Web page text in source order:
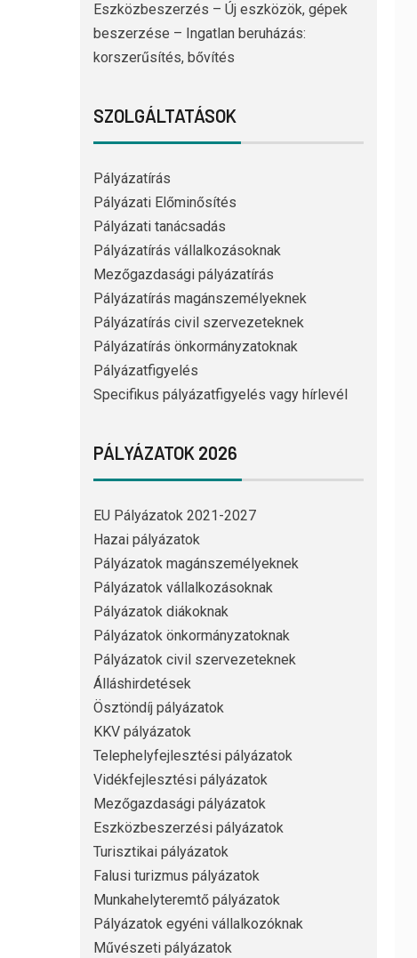
Eszközbeszerzés – Új eszközök, gépek
beszerzése – Ingatlan beruházás:
korszerűsítés, bővítés
SZOLGÁLTATÁSOK
Pályázatírás
Pályázati Előminősítés
Pályázati tanácsadás
Pályázatírás vállalkozásoknak
Mezőgazdasági pályázatírás
Pályázatírás magánszemélyeknek
Pályázatírás civil szervezeteknek
Pályázatírás önkormányzatoknak
Pályázatfigyelés
Specifikus pályázatfigyelés vagy hírlevél
PÁLYÁZATOK 2026
EU Pályázatok 2021-2027
Hazai pályázatok
Pályázatok magánszemélyeknek
Pályázatok vállalkozásoknak
Pályázatok diákoknak
Pályázatok önkormányzatoknak
Pályázatok civil szervezeteknek
Álláshirdetések
Ösztöndíj pályázatok
KKV pályázatok
Telephelyfejlesztési pályázatok
Vidékfejlesztési pályázatok
Mezőgazdasági pályázatok
Eszközbeszerzési pályázatok
Turisztikai pályázatok
Falusi turizmus pályázatok
Munkahelyteremtő pályázatok
Pályázatok egyéni vállalkozóknak
Művészeti pályázatok